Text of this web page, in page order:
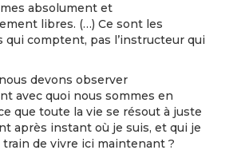
absolument et
libres. (…) Ce sont les
comptent, pas l’instructeur qui
devons observer
avec quoi nous sommes en
que toute la vie se résout à juste
après instant où je suis, et qui je
train de vivre ici maintenant ?